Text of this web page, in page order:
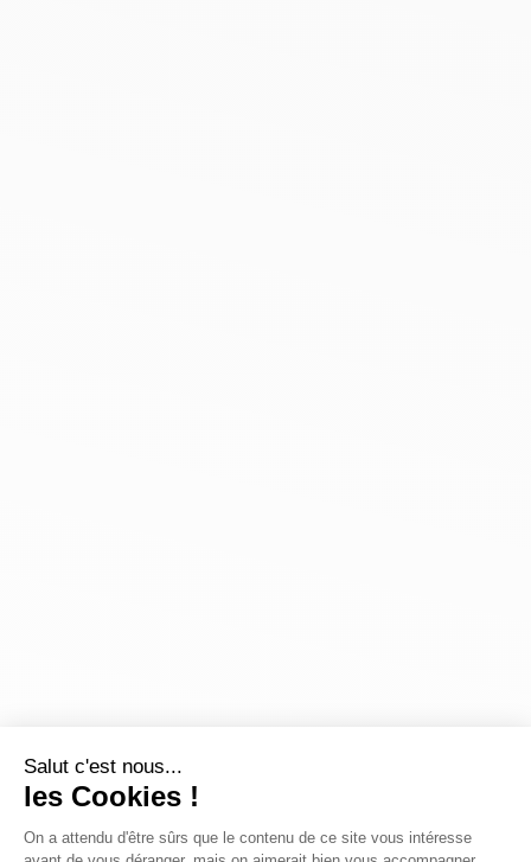
Salut c'est nous...
les Cookies !
On a attendu d'être sûrs que le contenu de ce site vous intéresse